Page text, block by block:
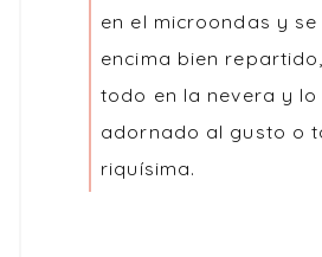
en el microondas y
encima bien
todo en la nevera y lo
adornado al gusto o
riquísima.